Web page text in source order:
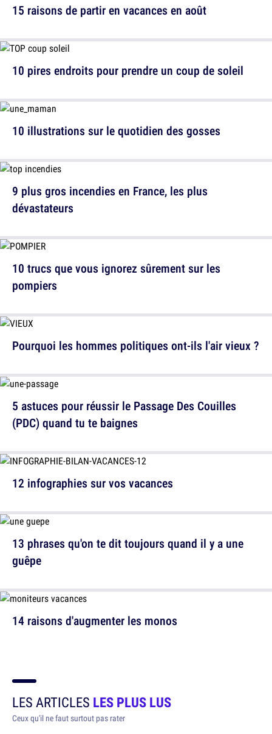
15 raisons de partir en vacances en août
10 illustrations sur le quotidien des gosses
10 trucs que vous ignorez sûrement sur les
pompiers
5 astuces pour réussir le Passage Des Couilles
(PDC) quand tu te baignes
13 phrases qu'on te dit toujours quand il y a une
guêpe
10 pires endroits pour prendre un coup de soleil
9 plus gros incendies en France, les plus
dévastateurs
Pourquoi les hommes politiques ont-ils l'air vieux ?
12 infographies sur vos vacances
14 raisons d'augmenter les monos
LES ARTICLES LES PLUS LUS
Ceux qu'il ne faut surtout pas rater